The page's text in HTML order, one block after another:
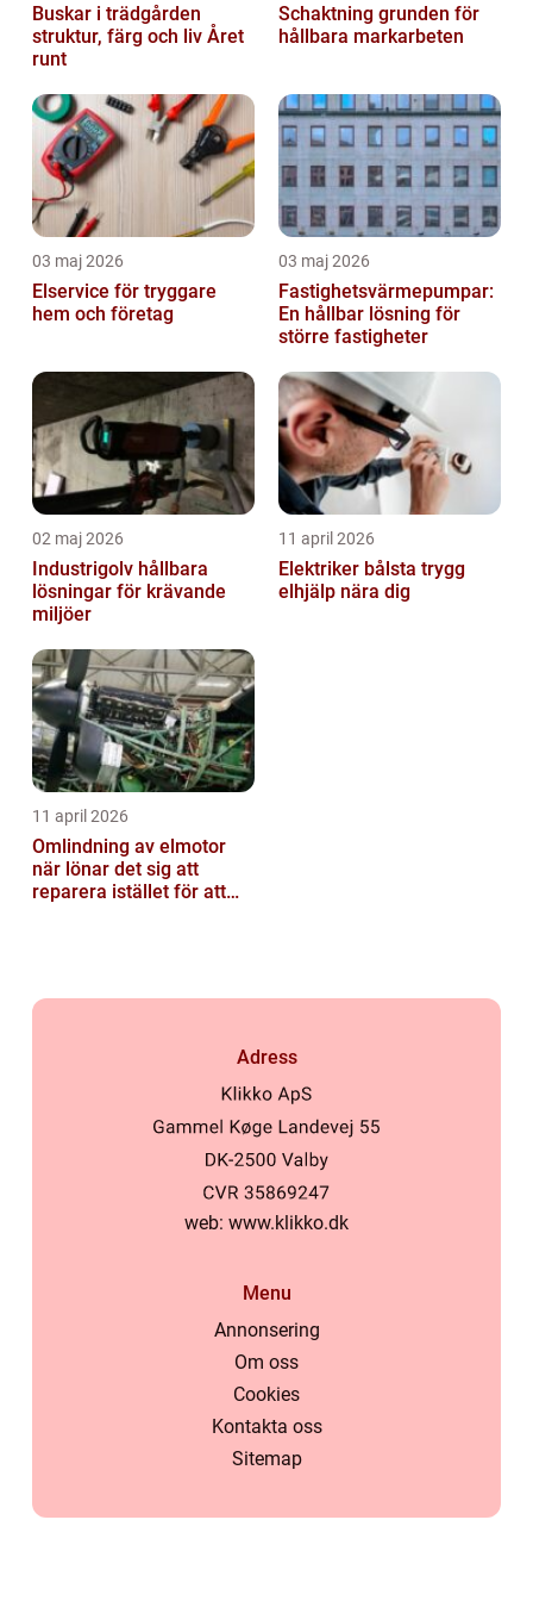
Buskar i trädgården
struktur, färg och liv Året
runt
Schaktning grunden för
hållbara markarbeten
03 maj 2026
Elservice för tryggare
hem och företag
03 maj 2026
Fastighetsvärmepumpar:
En hållbar lösning för
större fastigheter
02 maj 2026
Industrigolv hållbara
lösningar för krävande
miljöer
11 april 2026
Elektriker bålsta trygg
elhjälp nära dig
11 april 2026
Omlindning av elmotor
när lönar det sig att
reparera istället för att
Adress
web: www.klikko.dk
Menu
Annonsering
Om oss
Cookies
Kontakta oss
Sitemap